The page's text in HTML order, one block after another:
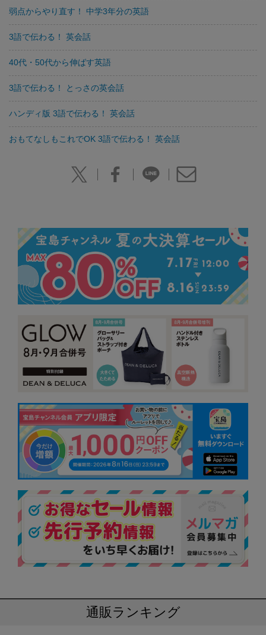
弱点からやり直す！ 中学3年分の英語
3語で伝わる！ 英会話
40代・50代から伸ばす英語
3語で伝わる！ とっさの英会話
ハンディ版 3語で伝わる！ 英会話
おもてなしもこれでOK 3語で伝わる！ 英会話
通販ランキング